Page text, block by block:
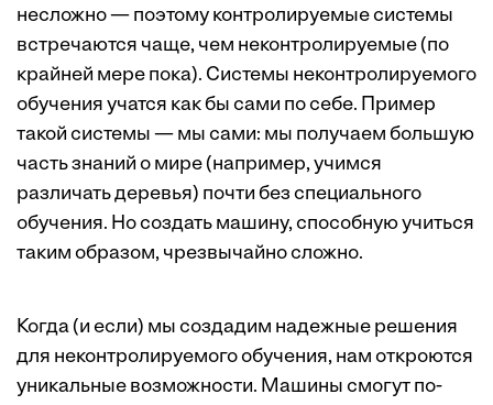
несложно — поэтому контролируемые системы
встречаются чаще, чем неконтролируемые (по
крайней мере пока). Системы неконтролируемого
обучения учатся как бы сами по себе. Пример
такой системы — мы сами: мы получаем большую
часть знаний о мире (например, учимся
различать деревья) почти без специального
обучения. Но создать машину, способную учиться
таким образом, чрезвычайно сложно.
Когда (и если) мы создадим надежные решения
для неконтролируемого обучения, нам откроются
уникальные возможности. Машины смогут по-